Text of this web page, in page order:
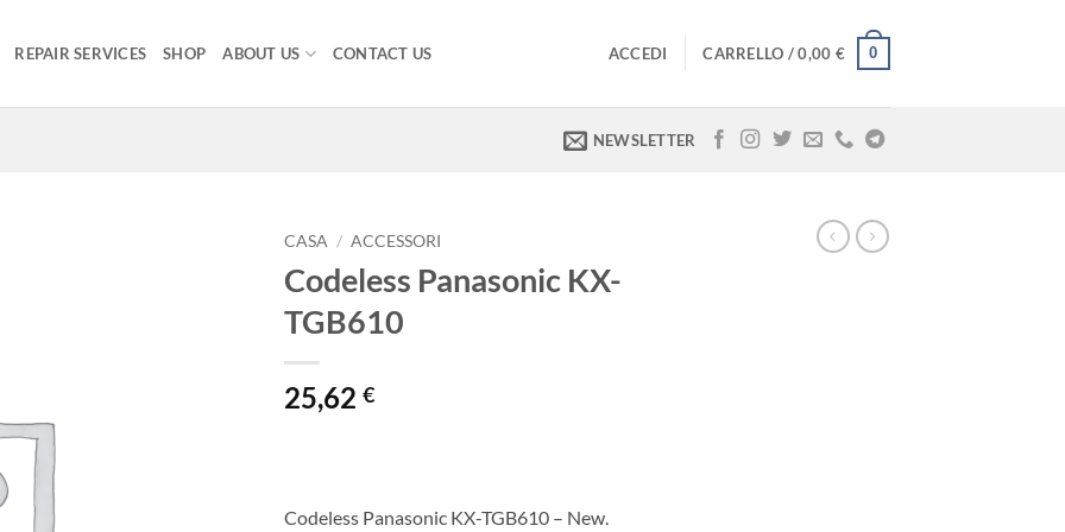
REPAIR SERVICES SHOP ABOUT US CONTACT US ACCEDI CARRELLO /0,00 € 0
NEWSLETTER
CASA / ACCESSORI
Codeless Panasonic KX-
TGB610
25,62 €
Codeless Panasonic KX-TGB610 – New.